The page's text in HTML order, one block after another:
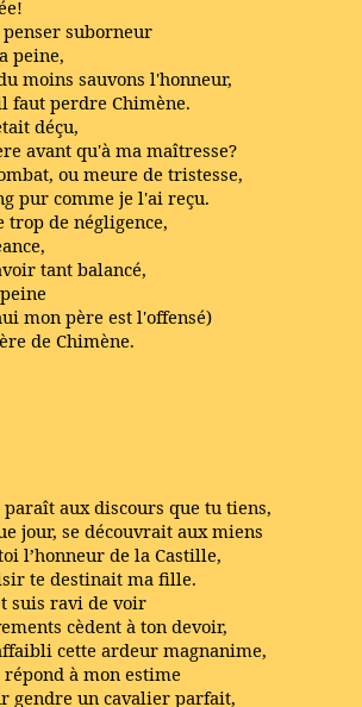
penser suborneur
peine,
moins sauvons l'honneur,
faut perdre Chimène.
déçu,
avant qu'à ma maîtresse?
ou meure de tristesse,
pur comme je l'ai reçu.
trop de négligence,
tant balancé,
mon père est l'offensé)
de Chimène.
aux discours que tu tiens,
jour, se découvrait aux miens
l’honneur de la Castille,
te destinait ma fille.
suis ravi de voir
cèdent à ton devoir,
cette ardeur magnanime,
à mon estime
gendre un cavalier parfait,